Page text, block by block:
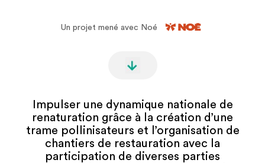
Un projet mené avec Noé
Impulser une dynamique nationale de
renaturation grâce à la création d’une
trame pollinisateurs et l’organisation de
chantiers de restauration avec la
participation de diverses parties